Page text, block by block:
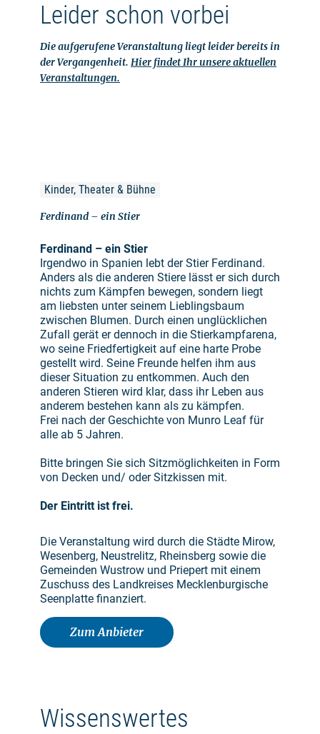
Leider schon vorbei
Die aufgerufene Veranstaltung liegt leider bereits in
der Vergangenheit. Hier findet Ihr unsere aktuellen
Veranstaltungen.
Kinder, Theater & Bühne
Ferdinand – ein Stier
Ferdinand – ein Stier
Irgendwo in Spanien lebt der Stier Ferdinand.
Anders als die anderen Stiere lässt er sich durch
nichts zum Kämpfen bewegen, sondern liegt
am liebsten unter seinem Lieblingsbaum
zwischen Blumen. Durch einen unglücklichen
Zufall gerät er dennoch in die Stierkampfarena,
wo seine Friedfertigkeit auf eine harte Probe
gestellt wird. Seine Freunde helfen ihm aus
dieser Situation zu entkommen. Auch den
anderen Stieren wird klar, dass ihr Leben aus
anderem bestehen kann als zu kämpfen.
Frei nach der Geschichte von Munro Leaf für
alle ab 5 Jahren.
Bitte bringen Sie sich Sitzmöglichkeiten in Form
von Decken und/ oder Sitzkissen mit.
Der Eintritt ist frei.
Die Veranstaltung wird durch die Städte Mirow,
Wesenberg, Neustrelitz, Rheinsberg sowie die
Gemeinden Wustrow und Priepert mit einem
Zuschuss des Landkreises Mecklenburgische
Seenplatte finanziert.
Zum Anbieter
Wissenswertes